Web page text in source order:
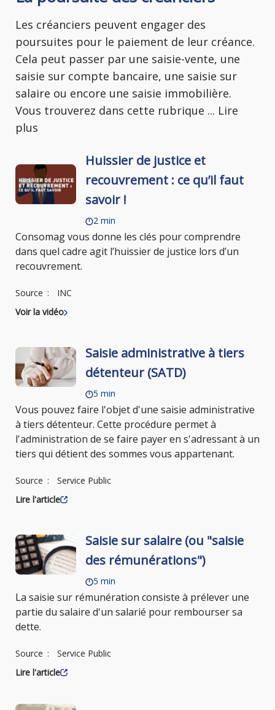
Les créanciers peuvent engager des
poursuites pour le paiement de leur créance.
Cela peut passer par une saisie-vente, une
saisie sur compte bancaire, une saisie sur
salaire ou encore une saisie immobilière.
Vous trouverez dans cette rubrique ... Lire
plus
Huissier de justice et
recouvrement : ce qu’il faut
savoir !
2 min
Consomag vous donne les clés pour comprendre
dans quel cadre agit l’huissier de justice lors d’un
recouvrement.
Source
INC
Voir la vidéo
Saisie administrative à tiers
détenteur (SATD)
5 min
Vous pouvez faire l'objet d'une saisie administrative
à tiers détenteur. Cette procédure permet à
l'administration de se faire payer en s'adressant à un
tiers qui détient des sommes vous appartenant.
Source
Service Public
Lire l'article
Saisie sur salaire (ou "saisie
des rémunérations")
5 min
La saisie sur rémunération consiste à prélever une
partie du salaire d'un salarié pour rembourser sa
dette.
Source
Service Public
Lire l'article